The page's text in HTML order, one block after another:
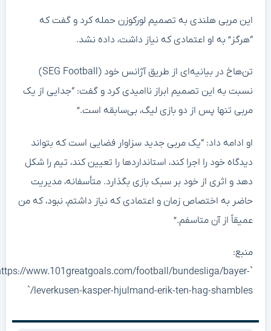
این مربی هلندی به تصمیم لورکوزن حمله کرد و گفت که
“هرگز” به او اعتمادی که نیاز داشت، داده نشد.
تن‌هاخ در بیانیه‌ای از طریق آژانس خود (SEG Football)
نسبت به این تصمیم ابراز ناامیدی کرد و گفت: “جدایی از یک
مربی تنها پس از دو بازی لیگ، بی‌سابقه است.”
او ادامه داد: “یک مربی جدید سزاوار فضایی است که بتواند
دیدگاه خود را اجرا کند، استانداردها را تعیین کند، تیم را شکل
دهد و اثری از خود بر سبک بازی بگذارد. متأسفانه، مدیریت
حاضر به اختصاص زمان و اعتمادی که نیاز داشتم، نبود، که من
عمیقاً از آن متاسفم.”
منبع:
`https://www.101greatgoals.com/football/bundesliga/bayer-
leverkusen-kasper-hjulmand-erik-ten-hag-shambles/`